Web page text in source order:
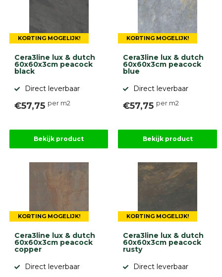
KORTING MOGELIJK!
Cera3line lux & dutch
60x60x3cm peacock
black
Direct leverbaar
€57,75 per m2
Bekijk product
KORTING MOGELIJK!
Cera3line lux & dutch
60x60x3cm peacock
blue
Direct leverbaar
€57,75 per m2
Bekijk product
KORTING MOGELIJK!
Cera3line lux & dutch
60x60x3cm peacock
copper
Direct leverbaar
KORTING MOGELIJK!
Cera3line lux & dutch
60x60x3cm peacock
rusty
Direct leverbaar